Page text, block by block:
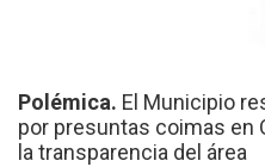
Polémica. El Municipio
por presuntas coimas en
la transparencia del área